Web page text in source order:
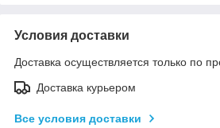
Условия доставки
Доставка осуществляется только по
Доставка курьером
Все условия доставки